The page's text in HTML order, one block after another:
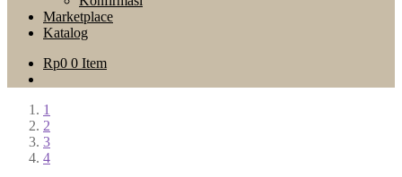
Marketplace
Katalog
Rp0 0 Item
1
2
3
4